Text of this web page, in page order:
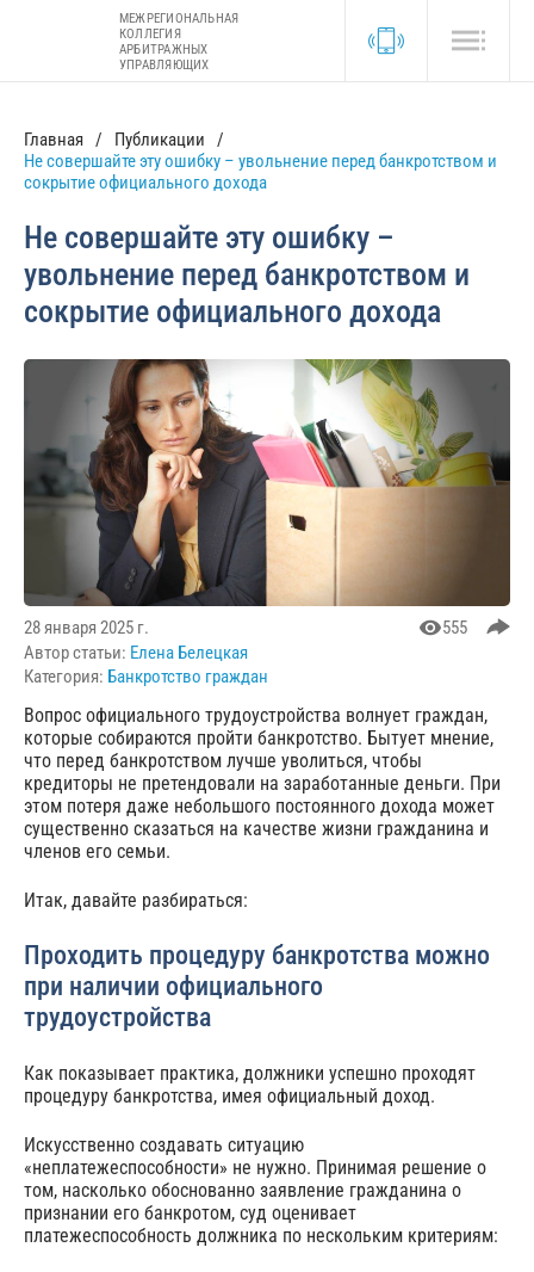
МЕЖРЕГИОНАЛЬНАЯ
КОЛЛЕГИЯ
АРБИТРАЖНЫХ
УПРАВЛЯЮЩИХ
Главная
Публикации
Не совершайте эту ошибку – увольнение перед банкротством и
сокрытие официального дохода
Не совершайте эту ошибку –
увольнение перед банкротством и
сокрытие официального дохода
28 января 2025 г.
Автор статьи: Елена Белецкая
Категория: Банкротство граждан
555
Вопрос официального трудоустройства волнует граждан,
которые собираются пройти банкротство. Бытует мнение,
что перед банкротством лучше уволиться, чтобы
кредиторы не претендовали на заработанные деньги. При
этом потеря даже небольшого постоянного дохода может
существенно сказаться на качестве жизни гражданина и
членов его семьи.
Итак, давайте разбираться:
Проходить процедуру банкротства можно
при наличии официального
трудоустройства
Как показывает практика, должники успешно проходят
процедуру банкротства, имея официальный доход.
Искусственно создавать ситуацию
«неплатежеспособности» не нужно. Принимая решение о
том, насколько обоснованно заявление гражданина о
признании его банкротом, суд оценивает
платежеспособность должника по нескольким критериям: